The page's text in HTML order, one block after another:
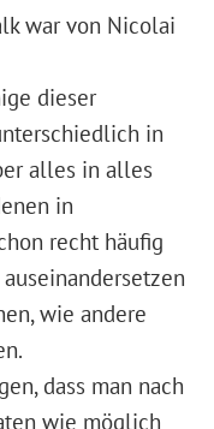
war von Nicolai
dieser
in
alles in alles
in
recht häufig
wie andere
dass man nach
wie möglich